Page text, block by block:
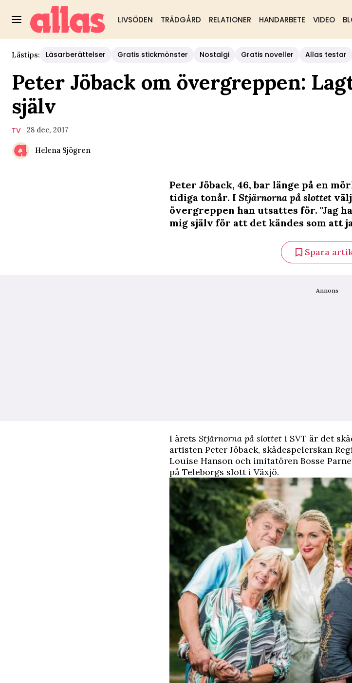
LIVSÖDEN TRÄDGÅRD RELATIONER HANDARBETE VIDEO
Lästips: Läsarberättelser Gratis stickmönster Nostalgi Gratis noveller Allas testar
Peter Jöback om övergreppen:
själv
TV 28 dec, 2017
Helena Sjögren
Peter Jöback, 46, bar länge på en
tidiga tonår. I Stjärnorna på slottet
övergreppen han utsattes för. "Jag
mig själv för att det kändes som att
Spara
Annons
I årets Stjärnorna på slottet i SVT är det
artisten Peter Jöback, skådespelerskan
Louise Hanson och imitatören Bosse
på Teleborgs slott i Växjö.